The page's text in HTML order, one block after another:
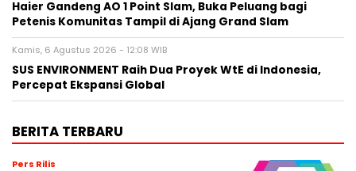
Haier Gandeng AO 1 Point Slam, Buka Peluang bagi
Petenis Komunitas Tampil di Ajang Grand Slam
Kamis, 6 Agustus 2026 - 12:08 WIB
SUS ENVIRONMENT Raih Dua Proyek WtE di Indonesia,
Percepat Ekspansi Global
BERITA TERBARU
Pers Rilis